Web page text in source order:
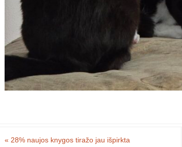
« 28% naujos knygos tiražo jau išpirkta